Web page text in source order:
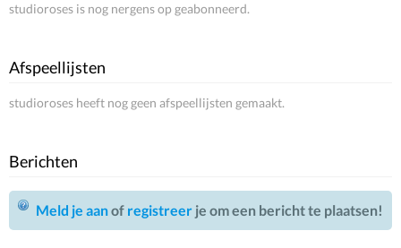
studioroses is nog nergens op geabonneerd.
Afspeellijsten
studioroses heeft nog geen afspeellijsten gemaakt.
Berichten
Meld je aanof registreer je om een bericht te plaatsen!